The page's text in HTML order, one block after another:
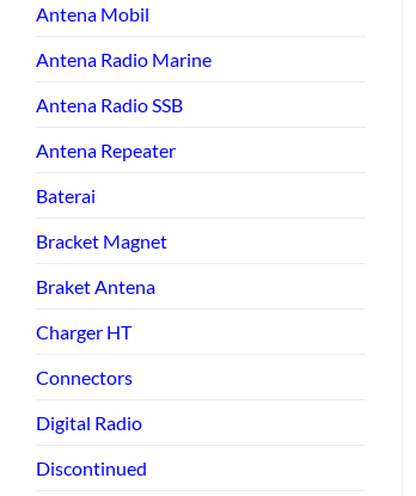
Antena Mobil
Antena Radio Marine
Antena Radio SSB
Antena Repeater
Baterai
Bracket Magnet
Braket Antena
Charger HT
Connectors
Digital Radio
Discontinued